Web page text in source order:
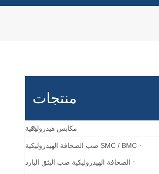
منتجات
مكابس هيدروليكية
SMC / BMC صب الصحافة الهيدروليكية
الصحافة الهيدروليكية صب البثق البارد